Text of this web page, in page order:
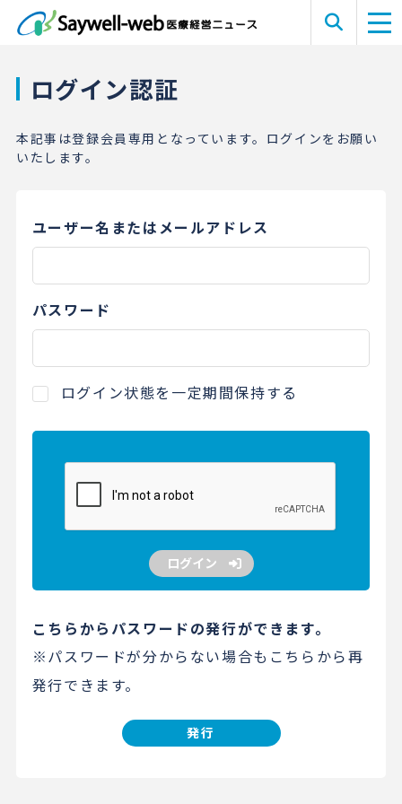
ログイン認証
本記事は登録会員専用となっています。ログインをお願い
いたします。
ユーザー名またはメールアドレス
パスワード
ログイン状態を一定期間保持する
ログイン
こちらからパスワードの発行ができます。
※パスワードが分からない場合もこちらから再
発行できます。
発行